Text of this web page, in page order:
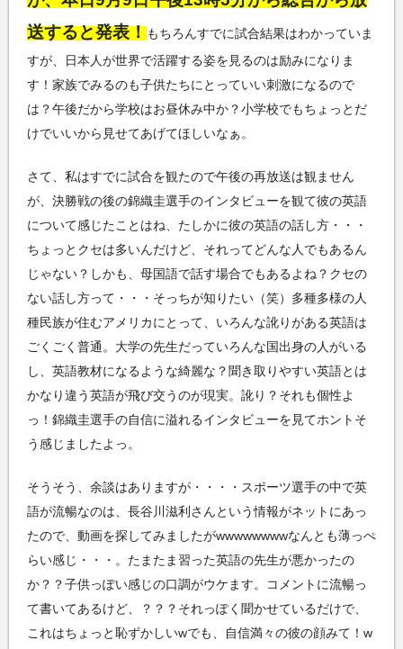
送すると発表！もちろんすでに試合結果はわかっていま
すが、日本人が世界で活躍する姿を見るのは励みになりま
す！家族でみるのも子供たちにとっていい刺激になるので
は？午後だから学校はお昼休み中か？小学校でもちょっとだ
けでいいから見せてあげてほしいなぁ。
さて、私はすでに試合を観たので午後の再放送は観ません
が、決勝戦の後の錦織圭選手のインタビューを観て彼の英語
について感じたことはね、たしかに彼の英語の話し方・・・
ちょっとクセは多いんだけど、それってどんな人でもあるん
じゃない？しかも、母国語で話す場合でもあるよね？クセの
ない話し方って・・・そっちが知りたい（笑）多種多様の人
種民族が住むアメリカにとって、いろんな訛りがある英語は
ごくごく普通。大学の先生だっていろんな国出身の人がいる
し、英語教材になるような綺麗な？聞き取りやすい英語とは
かなり違う英語が飛び交うのが現実。訛り？それも個性よ
っ！錦織圭選手の自信に溢れるインタビューを見てホントそ
う感じましたよっ。
そうそう、余談はありますが・・・・スポーツ選手の中で英
語が流暢なのは、長谷川滋利さんという情報がネットにあっ
たので、動画を探してみましたがwwwwwwwwなんとも薄っぺ
らい感じ・・・。たまたま習った英語の先生が悪かったの
か？？子供っぽい感じの口調がウケます。コメントに流暢っ
て書いてあるけど、？？？それっぽく聞かせているだけで、
これはちょっと恥ずかしいwでも、自信満々の彼の顔みて！w